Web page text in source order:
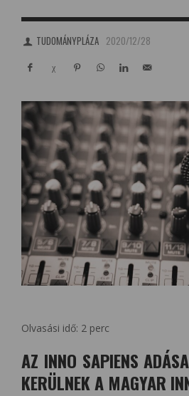
TUDOMÁNYPLÁZA 2020/12/28
Olvasási idő: 2 perc
AZ INNO SAPIENS
KERÜLNEK A MAGYAR